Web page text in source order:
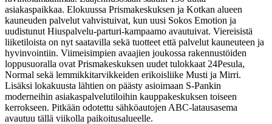
asiakaspaikkaa. Elokuussa Prismakeskuksen ja Kotkan alueen
kauneuden palvelut vahvistuivat, kun uusi Sokos Emotion ja
uudistunut Hiuspalvelu-parturi-kampaamo avautuivat. Viereisistä
liiketiloista on nyt saatavilla sekä tuotteet että palvelut kauneuteen ja
hyvinvointiin. Viimeisimpien avaajien joukossa rakennustöiden
loppusuoralla ovat Prismakeskuksen uudet tulokkaat 24Pesula,
Normal sekä lemmikkitarvikkeiden erikoisliike Musti ja Mirri.
Lisäksi lokakuusta lähtien on päästy asioimaan S-Pankin
moderneihin asiakaspalvelutiloihin kauppakeskuksen toiseen
kerrokseen. Pitkään odotettu sähköautojen ABC-latausasema
avautuu tällä viikolla paikoitusalueelle.